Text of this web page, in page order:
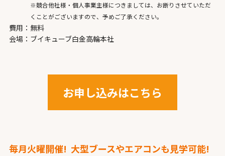
※競合他社様・個人事業主様につきましては、お断りさせていただ
くことがございますので、予めご了承ください。
費用： 無料
会場： ブイキューブ白金高輪本社
お申し込みはこちら
毎月火曜開催! 大型ブースやエアコンも見学可能!